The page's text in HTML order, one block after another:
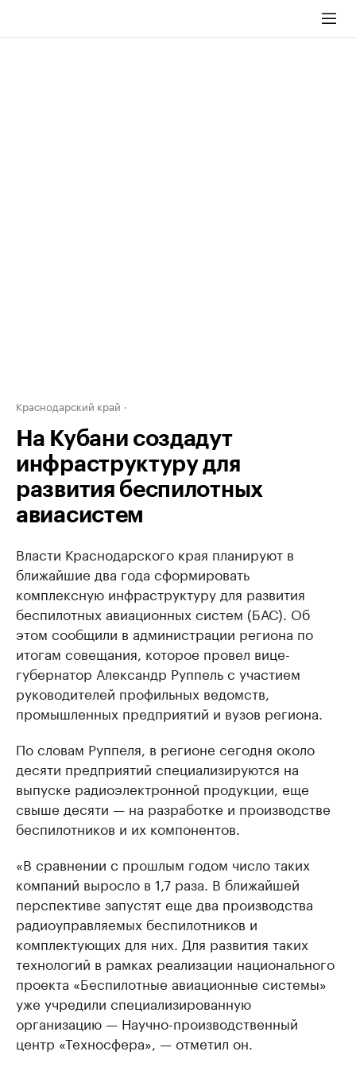
Краснодарский край
На Кубани создадут
инфраструктуру для
развития беспилотных
авиасистем
Власти Краснодарского края планируют в
ближайшие два года сформировать
комплексную инфраструктуру для развития
беспилотных авиационных систем (БАС). Об
этом сообщили в администрации региона по
итогам совещания, которое провел вице-
губернатор Александр Руппель с участием
руководителей профильных ведомств,
промышленных предприятий и вузов региона.
По словам Руппеля, в регионе сегодня около
десяти предприятий специализируются на
выпуске радиоэлектронной продукции, еще
свыше десяти — на разработке и производстве
беспилотников и их компонентов.
«В сравнении с прошлым годом число таких
компаний выросло в 1,7 раза. В ближайшей
перспективе запустят еще два производства
радиоуправляемых беспилотников и
комплектующих для них. Для развития таких
технологий в рамках реализации национального
проекта «Беспилотные авиационные системы»
уже учредили специализированную
организацию — Научно-производственный
центр «Техносфера», — отметил он.